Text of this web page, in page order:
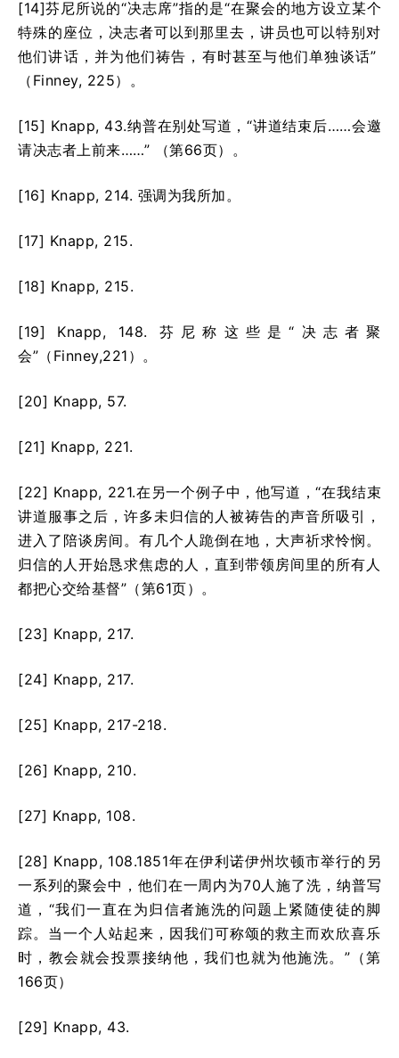
[14]芬尼所说的“决志席”指的是“在聚会的地方设立某个
特殊的座位，决志者可以到那里去，讲员也可以特别对
他们讲话，并为他们祷告，有时甚至与他们单独谈话”
（Finney, 225）。
[15] Knapp, 43.纳普在别处写道，“讲道结束后……会邀
请决志者上前来……” （第66页）。
[16] Knapp, 214. 强调为我所加。
[17] Knapp, 215.
[18] Knapp, 215.
[19] Knapp, 148. 芬尼称这些是“决志者聚
会”（Finney,221）。
[20] Knapp, 57.
[21] Knapp, 221.
[22] Knapp, 221.在另一个例子中，他写道，“在我结束
讲道服事之后，许多未归信的人被祷告的声音所吸引，
进入了陪谈房间。有几个人跪倒在地，大声祈求怜悯。
归信的人开始恳求焦虑的人，直到带领房间里的所有人
都把心交给基督”（第61页）。
[23] Knapp, 217.
[24] Knapp, 217.
[25] Knapp, 217-218.
[26] Knapp, 210.
[27] Knapp, 108.
[28] Knapp, 108.1851年在伊利诺伊州坎顿市举行的另
一系列的聚会中，他们在一周内为70人施了洗，纳普写
道，“我们一直在为归信者施洗的问题上紧随使徒的脚
踪。当一个人站起来，因我们可称颂的救主而欢欣喜乐
时，教会就会投票接纳他，我们也就为他施洗。”（第
166页）
[29] Knapp, 43.